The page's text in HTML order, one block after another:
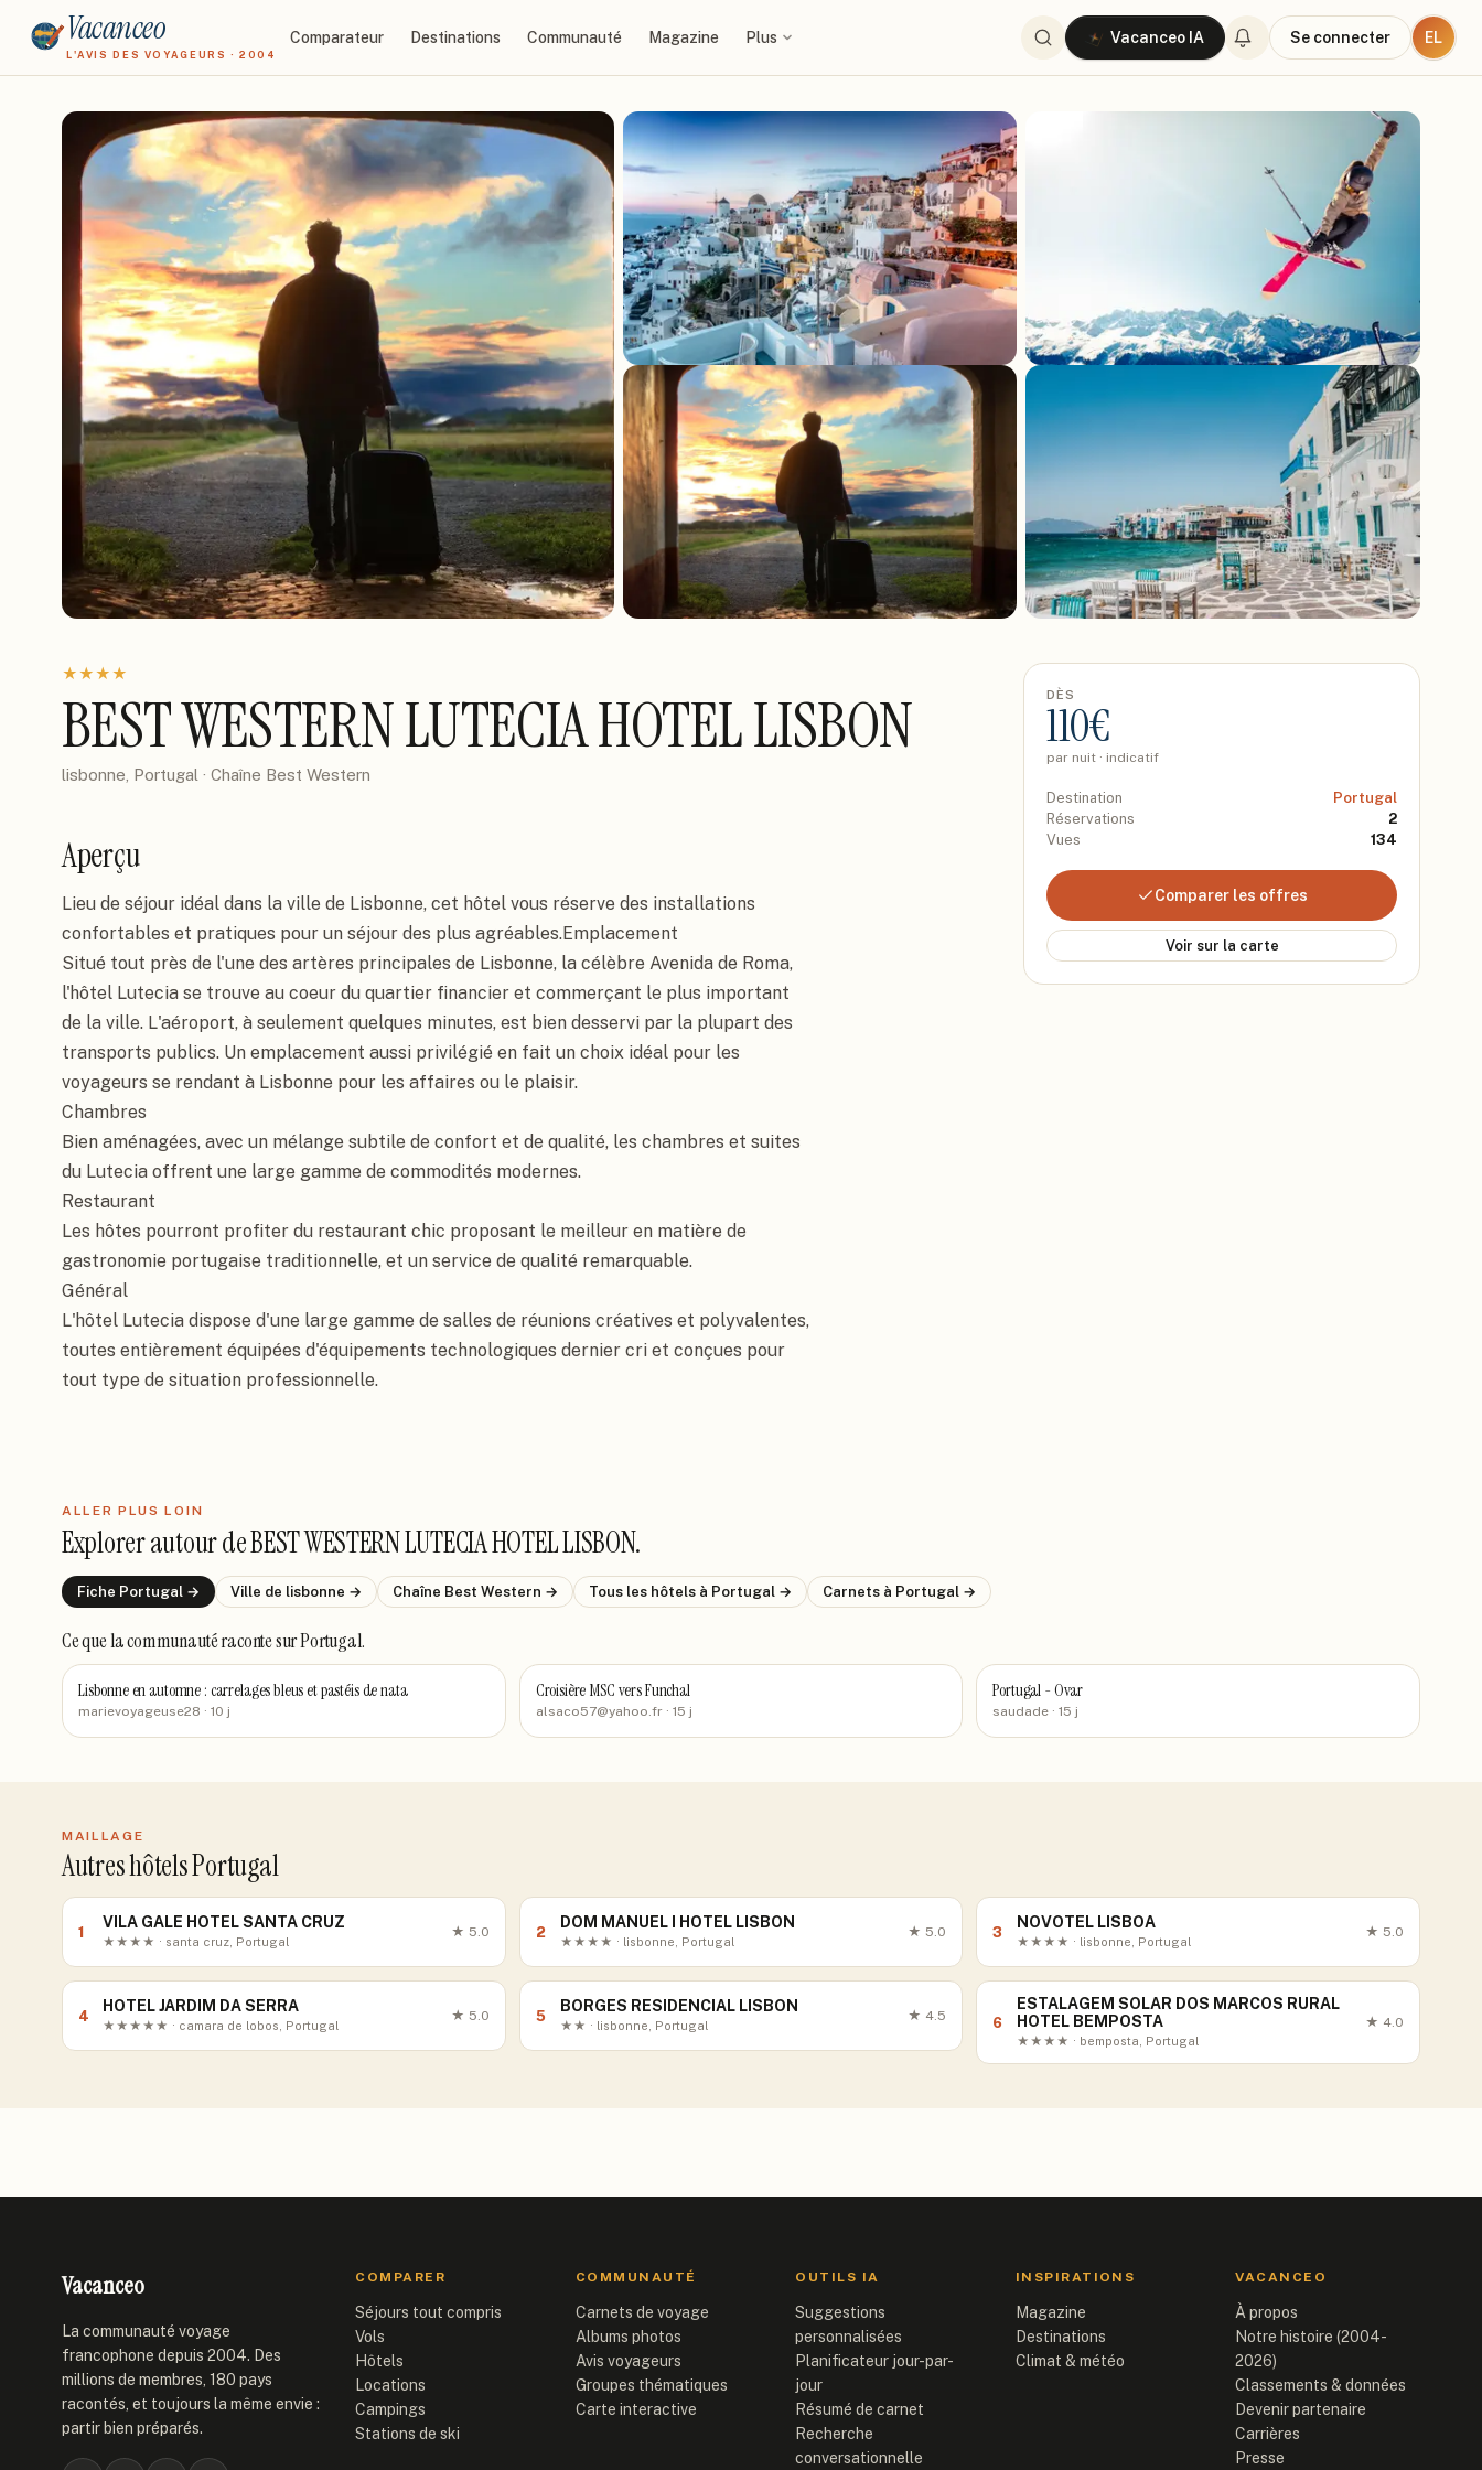
Vacanceo
L'AVIS DES VOYAGEURS · 2004
Comparateur Destinations Communauté Magazine Plus Vacanceo IA Se connecter EL
★★★★
BEST WESTERN LUTECIA HOTEL LISBON
lisbonne, Portugal · Chaîne Best Western
Aperçu
Lieu de séjour idéal dans la ville de Lisbonne, cet hôtel vous réserve des installations
confortables et pratiques pour un séjour des plus agréables.Emplacement
Situé tout près de l'une des artères principales de Lisbonne, la célèbre Avenida de Roma,
l'hôtel Lutecia se trouve au coeur du quartier financier et commerçant le plus important
de la ville. L'aéroport, à seulement quelques minutes, est bien desservi par la plupart des
transports publics. Un emplacement aussi privilégié en fait un choix idéal pour les
voyageurs se rendant à Lisbonne pour les affaires ou le plaisir.
Chambres
Bien aménagées, avec un mélange subtile de confort et de qualité, les chambres et suites
du Lutecia offrent une large gamme de commodités modernes.
Restaurant
Les hôtes pourront profiter du restaurant chic proposant le meilleur en matière de
gastronomie portugaise traditionnelle, et un service de qualité remarquable.
Général
L'hôtel Lutecia dispose d'une large gamme de salles de réunions créatives et polyvalentes,
toutes entièrement équipées d'équipements technologiques dernier cri et conçues pour
tout type de situation professionnelle.
DÈS
110€
par nuit · indicatif
Destination
Portugal
Réservations
2
Vues
134
Comparer les offres
Voir sur la carte
ALLER PLUS LOIN
Explorer autour deBEST WESTERN LUTECIA HOTEL LISBON.
Fiche Portugal → Ville de lisbonne → Chaîne Best Western → Tous les hôtels à Portugal → Carnets à Portugal →
Ce que la communauté racontesur Portugal.
Lisbonne en automne : carrelages bleus et pastéis de nata
marievoyageuse28 · 10 j
Croisière MSC vers Funchal
alsaco57@yahoo.fr· 15 j
Portugal - Ovar
saudade · 15 j
MAILLAGE
Autres hôtels Portugal
1
VILA GALE HOTEL SANTA CRUZ
★★★★ · santa cruz, Portugal
★ 5.0 2
DOM MANUEL I HOTEL LISBON
★★★★ · lisbonne, Portugal
★ 5.0 3
NOVOTEL LISBOA
★★★★ · lisbonne, Portugal
★ 5.0
4
HOTEL JARDIM DA SERRA
★★★★★ · camara de lobos, Portugal
★ 5.0 5
BORGES RESIDENCIAL LISBON
★★ · lisbonne, Portugal
★ 4.5 6
ESTALAGEM SOLAR DOS MARCOS RURAL
HOTEL BEMPOSTA
★★★★ · bemposta, Portugal
★ 4.0
Vacanceo
La communauté voyage
francophone depuis 2004. Des
millions de membres, 180 pays
racontés, et toujours la même envie :
partir bien préparés.
COMPARER
Séjours tout compris
Vols
Hôtels
Locations
Campings
Stations de ski
COMMUNAUTÉ
Carnets de voyage
Albums photos
Avis voyageurs
Groupes thématiques
Carte interactive
OUTILS IA
Suggestions
personnalisées
Planificateur jour-par-
jour
Résumé de carnet
Recherche
conversationnelle
INSPIRATIONS
Magazine
Destinations
Climat & météo
VACANCEO
À propos
Notre histoire (2004-
2026)
Classements & données
Devenir partenaire
Carrières
Presse